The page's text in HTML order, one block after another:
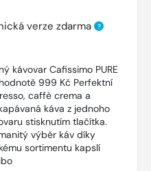
verze zdarma ?
kávovar Cafissimo PURE
999 Kč Perfektní
caffè crema a
káva z jednoho
stisknutím tlačítka.
výběr káv díky
sortimentu kapslí